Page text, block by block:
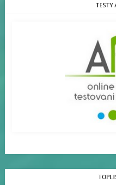
TESTY